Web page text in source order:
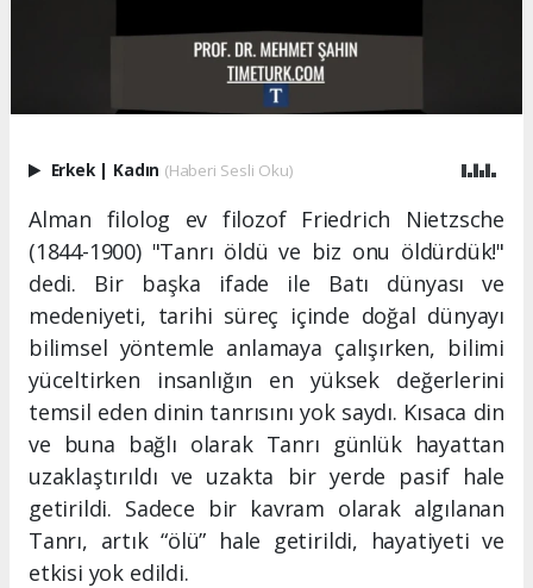
Erkek | Kadın (Haberi Sesli Oku)
Alman filolog ev filozof Friedrich Nietzsche
(1844-1900) "Tanrı öldü ve biz onu öldürdük!"
dedi. Bir başka ifade ile Batı dünyası ve
medeniyeti, tarihi süreç içinde doğal dünyayı
bilimsel yöntemle anlamaya çalışırken, bilimi
yüceltirken insanlığın en yüksek değerlerini
temsil eden dinin tanrısını yok saydı. Kısaca din
ve buna bağlı olarak Tanrı günlük hayattan
uzaklaştırıldı ve uzakta bir yerde pasif hale
getirildi. Sadece bir kavram olarak algılanan
Tanrı, artık “ölü” hale getirildi, hayatiyeti ve
etkisi yok edildi.